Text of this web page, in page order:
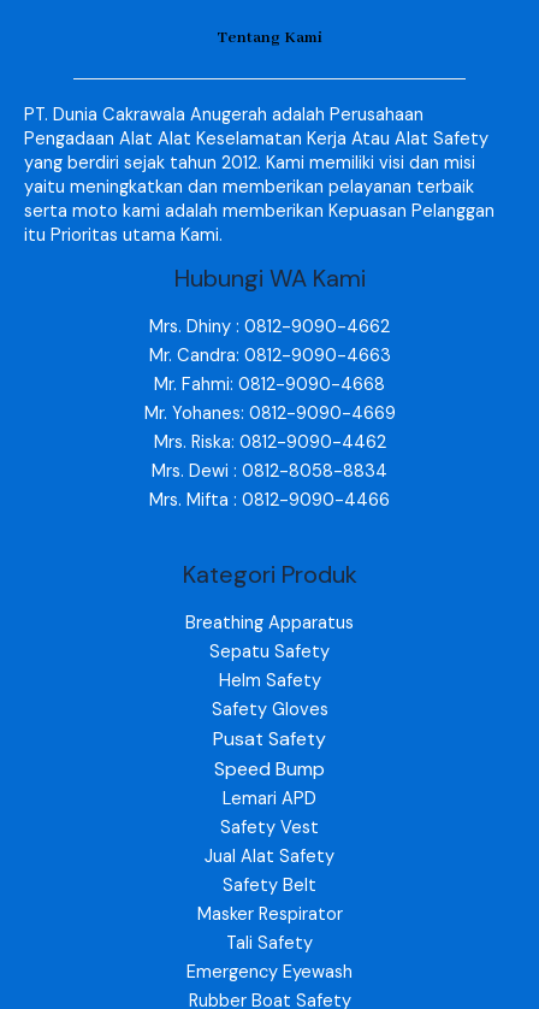
Tentang Kami
PT. Dunia Cakrawala Anugerah adalah Perusahaan
Pengadaan Alat Alat Keselamatan Kerja Atau Alat Safety
yang berdiri sejak tahun 2012. Kami memiliki visi dan misi
yaitu meningkatkan dan memberikan pelayanan terbaik
serta moto kami adalah memberikan Kepuasan Pelanggan
itu Prioritas utama Kami.
Hubungi WA Kami
Mrs. Dhiny : 0812-9090-4662
Mr. Candra: 0812-9090-4663
Mr. Fahmi: 0812-9090-4668
Mr. Yohanes: 0812-9090-4669
Mrs. Riska: 0812-9090-4462
Mrs. Dewi : 0812-8058-8834
Mrs. Mifta : 0812-9090-4466
Kategori Produk
Breathing Apparatus
Sepatu Safety
Helm Safety
Safety Gloves
Pusat Safety
Speed Bump
Lemari APD
Safety Vest
Jual Alat Safety
Safety Belt
Masker Respirator
Tali Safety
Emergency Eyewash
Rubber Boat Safety